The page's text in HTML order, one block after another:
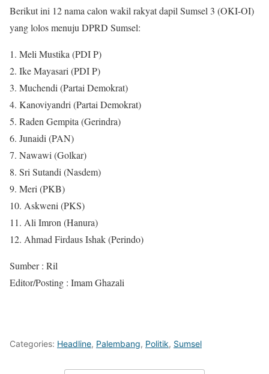
Berikut ini 12 nama calon wakil rakyat dapil Sumsel 3 (OKI-OI)
yang lolos menuju DPRD Sumsel:
1. Meli Mustika (PDI P)
2. Ike Mayasari (PDI P)
3. Muchendi (Partai Demokrat)
4. Kanoviyandri (Partai Demokrat)
5. Raden Gempita (Gerindra)
6. Junaidi (PAN)
7. Nawawi (Golkar)
8. Sri Sutandi (Nasdem)
9. Meri (PKB)
10. Askweni (PKS)
11. Ali Imron (Hanura)
12. Ahmad Firdaus Ishak (Perindo)
Sumber : Ril
Editor/Posting : Imam Ghazali
Categories: Headline, Palembang, Politik, Sumsel